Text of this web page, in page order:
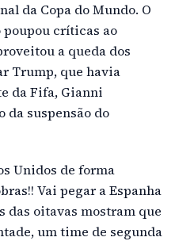
da Copa do Mundo. O
críticas ao
a queda dos
Trump, que havia
da Fifa, Gianni
suspensão do
Unidos de forma
Vai pegar a Espanha
das oitavas mostram que
um time de segunda